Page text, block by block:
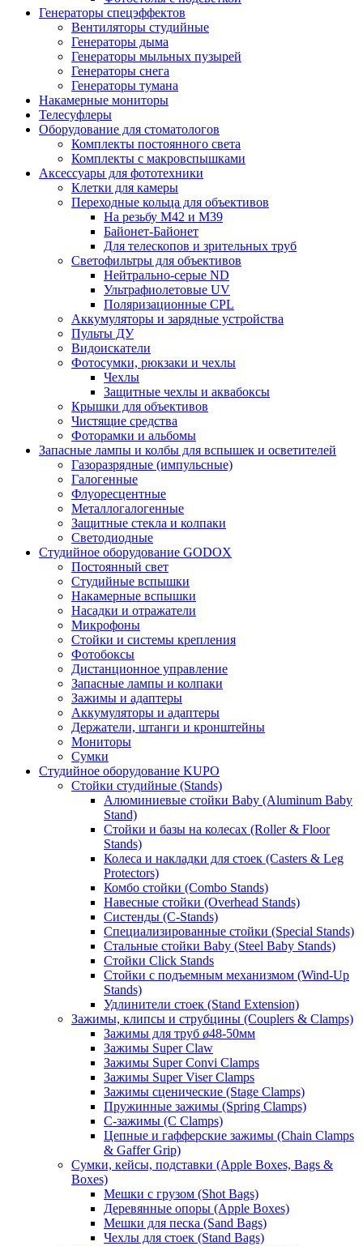
Генераторы спецэффектов
Вентиляторы студийные
Генераторы дыма
Генераторы мыльных пузырей
Генераторы снега
Генераторы тумана
Накамерные мониторы
Телесуфлеры
Оборудование для стоматологов
Комплекты постоянного света
Комплекты с макровспышками
Аксессуары для фототехники
Клетки для камеры
Переходные кольца для объективов
На резьбу М42 и М39
Байонет-Байонет
Для телескопов и зрительных труб
Светофильтры для объективов
Нейтрально-серые ND
Ультрафиолетовые UV
Поляризационные CPL
Аккумуляторы и зарядные устройства
Пульты ДУ
Видоискатели
Фотосумки, рюкзаки и чехлы
Чехлы
Защитные чехлы и аквабоксы
Крышки для объективов
Чистящие средства
Фоторамки и альбомы
Запасные лампы и колбы для вспышек и осветителей
Газоразрядные (импульсные)
Галогенные
Флуоресцентные
Металлогалогенные
Защитные стекла и колпаки
Светодиодные
Студийное оборудование GODOX
Постоянный свет
Студийные вспышки
Накамерные вспышки
Насадки и отражатели
Микрофоны
Стойки и системы крепления
Фотобоксы
Дистанционное управление
Запасные лампы и колпаки
Зажимы и адаптеры
Аккумуляторы и адаптеры
Держатели, штанги и кронштейны
Мониторы
Сумки
Студийное оборудование KUPO
Стойки студийные (Stands)
Алюминиевые стойки Baby (Aluminum Baby
Stand)
Стойки и базы на колесах (Roller & Floor
Stands)
Колеса и накладки для стоек (Casters & Leg
Protectors)
Комбо стойки (Combo Stands)
Навесные стойки (Overhead Stands)
Систенды (C-Stands)
Специализированные стойки (Special Stands)
Стальные стойки Baby (Steel Baby Stands)
Стойки Click Stands
Стойки с подъемным механизмом (Wind-Up
Stands)
Удлинители стоек (Stand Extension)
Зажимы, клипсы и струбцины (Couplers & Clamps)
Зажимы для труб ø48-50мм
Зажимы Super Claw
Зажимы Super Convi Clamps
Зажимы Super Viser Clamps
Зажимы сценические (Stage Clamps)
Пружинные зажимы (Spring Clamps)
С-зажимы (C Clamps)
Цепные и гафферские зажимы (Chain Clamps
& Gaffer Grip)
Сумки, кейсы, подставки (Apple Boxes, Bags &
Boxes)
Мешки с грузом (Shot Bags)
Деревянные опоры (Apple Boxes)
Мешки для песка (Sand Bags)
Чехлы для стоек (Stand Bags)